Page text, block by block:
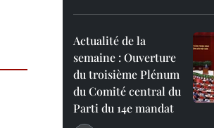
Actualité de la
semaine : Ouverture
du troisième Plénum
du Comité central du
Parti du 14e mandat